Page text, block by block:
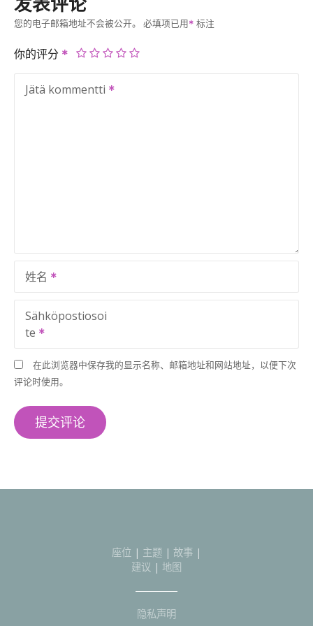
您的电子邮箱地址不会被公开。 必填项已用 标注
你的评分
Jätä kommentti
姓名
Sähköpostiosoi
te
在此浏览器中保存我的显示名称、邮箱地址和网站地址，以便下次
评论时使用。
座位 | 主题 | 故事 |
建议 | 地图
隐私声明